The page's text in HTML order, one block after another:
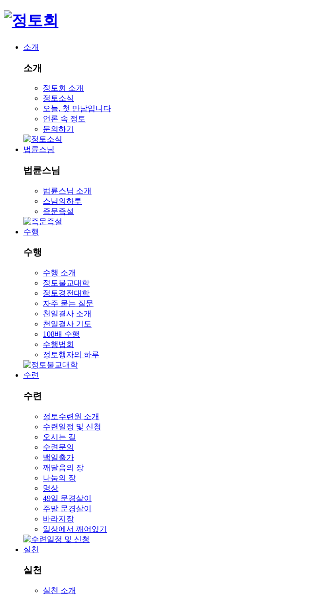
소개
소개
정토회 소개
정토소식
오늘, 첫 만남입니다
언론 속 정토
문의하기
법륜스님
법륜스님
법륜스님 소개
스님의하루
즉문즉설
수행
수행
수행 소개
정토불교대학
정토경전대학
자주 묻는 질문
천일결사 소개
천일결사 기도
108배 수행
수행법회
정토행자의 하루
수련
수련
정토수련원 소개
수련일정 및 신청
오시는 길
수련문의
백일출가
깨달음의 장
나눔의 장
명상
49일 문경살이
주말 문경살이
바라지장
일상에서 깨어있기
실천
실천
실천 소개